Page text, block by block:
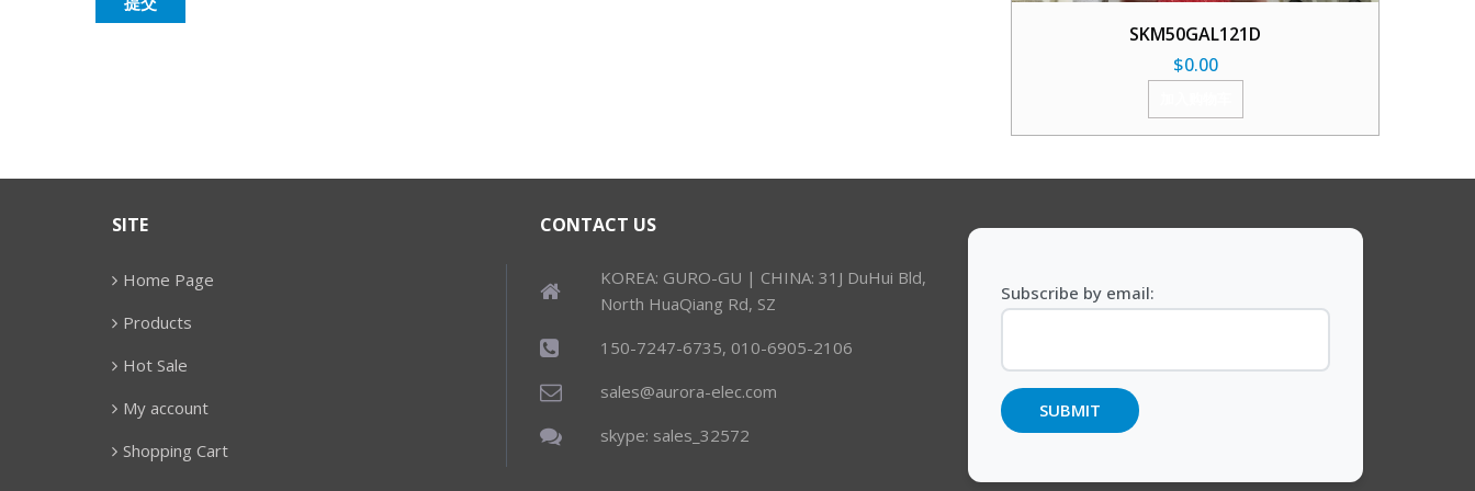
SKM50GAL121D
$0.00
SITE
Home Page
Products
Hot Sale
My account
Shopping Cart
CONTACT US
KOREA: GURO-GU | CHINA: 31J DuHui Bld,
North HuaQiang Rd, SZ
150-7247-6735, 010-6905-2106
sales@aurora-elec.com
skype: sales_32572
Subscribe by email: